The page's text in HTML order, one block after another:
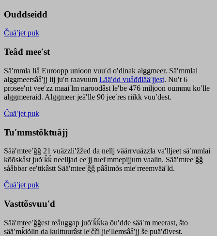
Ouddseidd
Čuäʹjet puk
Teâđ meeʹst
Säʹmmla liâ Euroopp unioon vuuʹd oʹdinak alggmeer. Säʹmmlai
alggmeersââʹjj lij juʹn raavuum Lääʹdd vuâđđlääʹjjest. Nuʹt 6
proseeʹnt veeʹzz maaiʹlm naroodâst leʹbe 476 miljoon oummu koʹlle
alggmeeraid. Alggmeer jeäʹlle 90 jeeʹres riikk vuuʹdest.
Čuäʹjet puk
Tuʹmmstõktuâjj
Sääʹmteeʹǧǧ 21 vuäzzliʹžžed da nellj väärrvuäzzla vaʹlljeet säʹmmlai
kõõskâst juõʹǩǩ neelljad eeʹjj tueiʹmmepijjum vaalin. Sääʹmteeʹǧǧ
sååbbar eeʹttkâstt Sääʹmteeʹǧǧ pââimõs mieʹrreemvääʹld.
Čuäʹjet puk
Vasttõsvuuʹd
Sääʹmteeʹǧǧest reâuggap juõʹǩǩka õuʹdde sääʹm meerast, što
sääʹmǩiõlin da kulttuurâst leʹčči jieʹllemsââʹjj še puäʹđlvest.